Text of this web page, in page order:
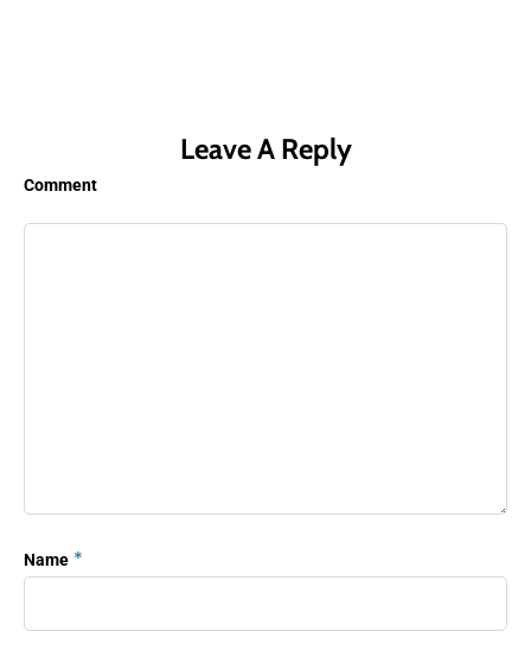
Leave A Reply
Comment
Name *